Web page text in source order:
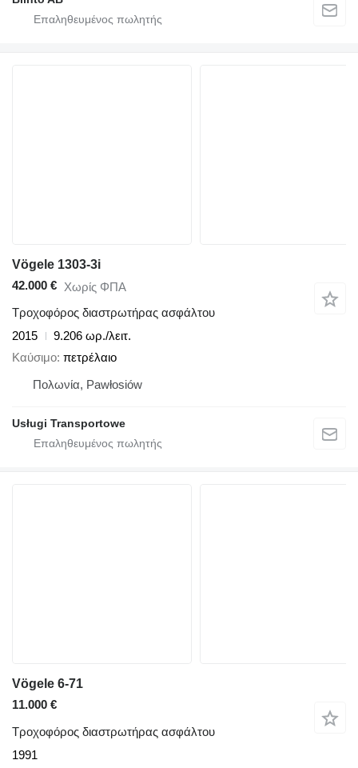
Vögele 1303-3i
42.000 € Χωρίς ΦΠΑ
Τροχοφόρος διαστρωτήρας ασφάλτου
2015
9.206 ωρ./λειτ.
Καύσιμο πετρέλαιο
Πολωνία, Pawłosiów
Usługi Transportowe
Vögele 6-71
11.000 €
Τροχοφόρος διαστρωτήρας ασφάλτου
1991